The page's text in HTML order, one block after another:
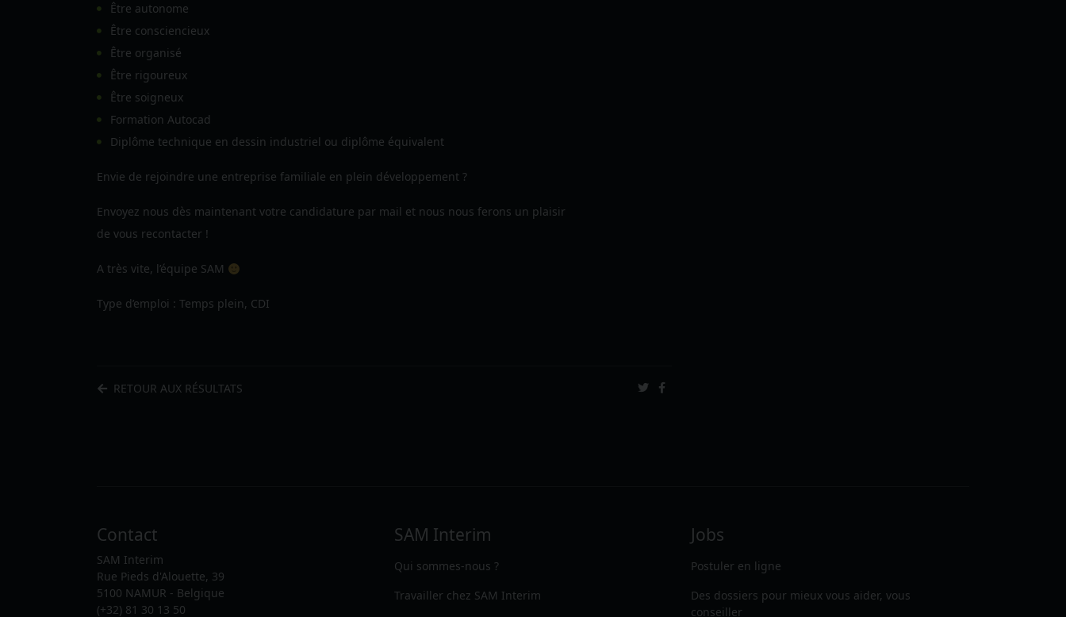
Être autonome
Être consciencieux
Être organisé
Être rigoureux
Être soigneux
Formation Autocad
Diplôme technique en dessin industriel ou diplôme équivalent
Envie de rejoindre une entreprise familiale en plein développement ?
Envoyez nous dès maintenant votre candidature par mail et nous nous ferons un plaisir
de vous recontacter !
A très vite, l’équipe SAM
Type d’emploi : Temps plein, CDI
RETOUR AUX RÉSULTATS
Contact
SAM Interim
Rue Pieds d'Alouette, 39
5100 NAMUR - Belgique
(+32) 81 30 13 50
SAM Interim
Qui sommes-nous ?
Travailler chez SAM Interim
Jobs
Postuler en ligne
Des dossiers pour mieux vous aider, vous
conseiller